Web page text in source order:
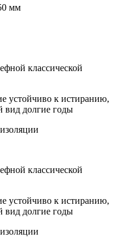
мм
классической
устойчиво к истиранию,
вид долгие годы
классической
устойчиво к истиранию,
вид долгие годы